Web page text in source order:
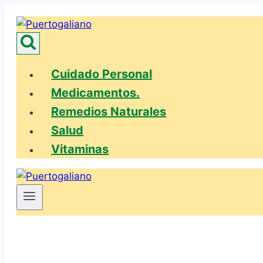
contenido
Cuidado Personal
Medicamentos.
Remedios Naturales
Salud
Vitaminas